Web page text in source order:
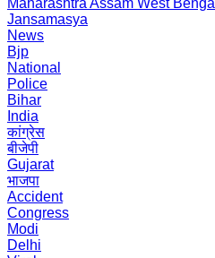
Maharashtra Assam West Bengal
Jansamasya
News
Bjp
National
Police
Bihar
India
कांग्रेस
बीजेपी
Gujarat
भाजपा
Accident
Congress
Modi
Delhi